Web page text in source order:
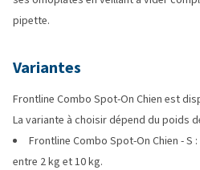
pipette.
Variantes
Frontline Combo Spot-On Chien est
La variante à choisir dépend du poids
Frontline Combo Spot-On Chien - S
entre 2 kg et 10 kg.